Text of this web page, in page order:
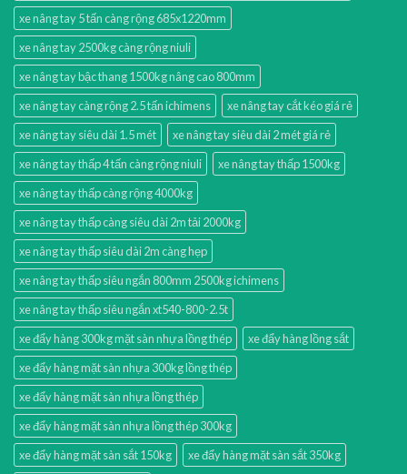
xe nâng tay 5 tấn càng rộng 685x1220mm
xe nâng tay 2500kg càng rộng niuli
xe nâng tay bậc thang 1500kg nâng cao 800mm
xe nâng tay càng rộng 2.5 tấn ichimens
xe nâng tay cắt kéo giá rẻ
xe nâng tay siêu dài 1.5 mét
xe nâng tay siêu dài 2 mét giá rẻ
xe nâng tay thấp 4 tấn càng rộng niuli
xe nâng tay thấp 1500kg
xe nâng tay thấp càng rộng 4000kg
xe nâng tay thấp càng siêu dài 2m tải 2000kg
xe nâng tay thấp siêu dài 2m càng hẹp
xe nâng tay thấp siêu ngắn 800mm 2500kg ichimens
xe nâng tay thấp siêu ngắn xt540-800-2.5t
xe đẩy hàng 300kg mặt sàn nhựa lồng thép
xe đẩy hàng lồng sắt
xe đẩy hàng mặt sàn nhựa 300kg lồng thép
xe đẩy hàng mặt sàn nhựa lồng thép
xe đẩy hàng mặt sàn nhựa lồng thép 300kg
xe đẩy hàng mặt sàn sắt 150kg
xe đẩy hàng mặt sàn sắt 350kg